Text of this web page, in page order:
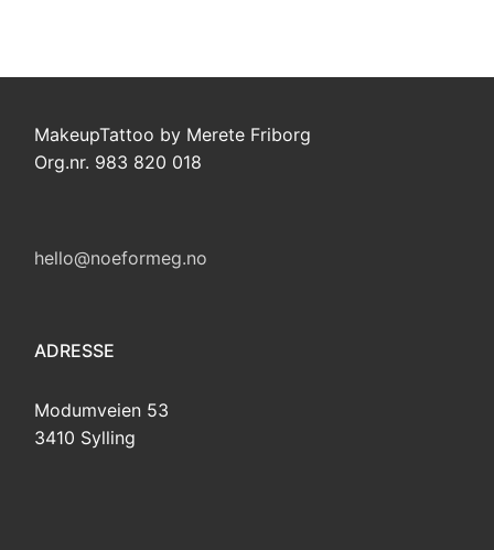
MakeupTattoo by Merete Friborg
Org.nr. 983 820 018
hello@noeformeg.no
ADRESSE
Modumveien 53
3410 Sylling